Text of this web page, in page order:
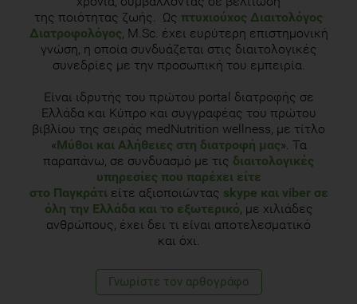
της ποιότητας ζωής. Ως πτυχιούχος Διαιτολόγος
Διατροφολόγος, M.Sc. έχει ευρύτερη επιστημονική
γνώση, η οποία συνδυάζεται στις διαιτολογικές
συνεδρίες με την προσωπική του εμπειρία.
Είναι ιδρυτής του πρώτου portal διατροφής σε
Ελλάδα και Κύπρο και συγγραφέας του πρώτου
βιβλίου της σειράς medNutrition wellness, με τίτλο
«Μύθοι και Αλήθειες στη διατροφή μας». Τα
παραπάνω, σε συνδυασμό με τις διαιτολογικές
υπηρεσίες που παρέχει είτε
στο Παγκράτι είτε αξιοποιώντας skype και viber σε
όλη την Ελλάδα και το εξωτερικό , με χιλιάδες
ανθρώπους, έχει δει τι είναι αποτελεσματικό
και όχι.
Γνωρίστε τoν αρθογράφο